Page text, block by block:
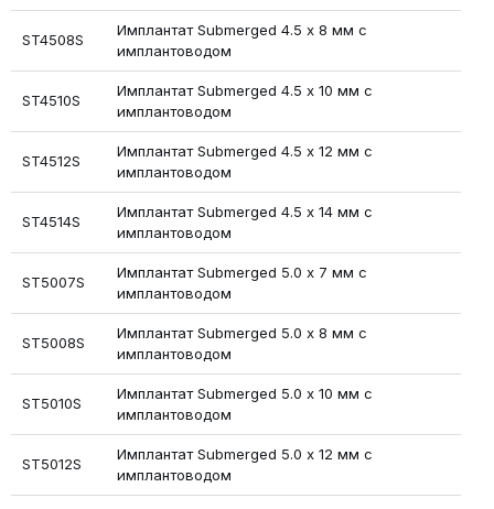
ST4508S
Имплантат Submerged 4.5 х 8 мм с
имплантоводом
ST4510S
Имплантат Submerged 4.5 х 10 мм с
имплантоводом
ST4512S
Имплантат Submerged 4.5 х 12 мм с
имплантоводом
ST4514S
Имплантат Submerged 4.5 х 14 мм с
имплантоводом
ST5007S
Имплантат Submerged 5.0 х 7 мм с
имплантоводом
ST5008S
Имплантат Submerged 5.0 х 8 мм с
имплантоводом
ST5010S
Имплантат Submerged 5.0 х 10 мм с
имплантоводом
ST5012S
Имплантат Submerged 5.0 х 12 мм с
имплантоводом